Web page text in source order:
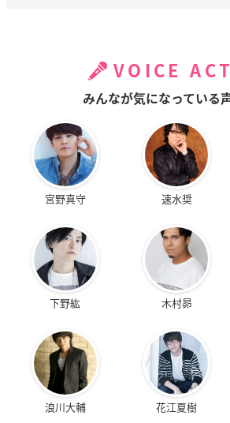
VOICE
みんなが気になっている
宮野真守 速水奨
下野紘 木村昴
浪川大輔 花江夏樹